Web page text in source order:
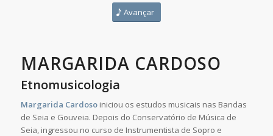
Avançar
MARGARIDA CARDOSO
Etnomusicologia
Margarida Cardosoiniciou os estudos musicais nas Bandas
de Seia e Gouveia. Depois do Conservatório de Música de
Seia, ingressou no curso de Instrumentista de Sopro e